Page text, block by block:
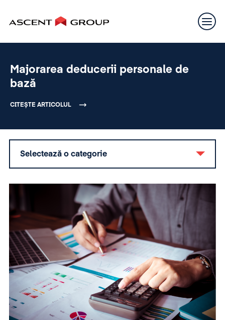
Majorarea deducerii personale de
bază
CITEȘTE ARTICOLUL
Selectează o categorie